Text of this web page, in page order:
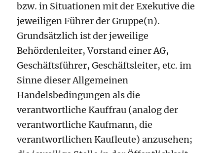
bzw. in Situationen mit der Exekutive die
jeweiligen Führer der Gruppe(n).
Grundsätzlich ist der jeweilige
Behördenleiter, Vorstand einer AG,
Geschäftsführer, Geschäftsleiter, etc. im
Sinne dieser Allgemeinen
Handelsbedingungen als die
verantwortliche Kauffrau (analog der
verantwortliche Kaufmann, die
verantwortlichen Kaufleute) anzusehen;